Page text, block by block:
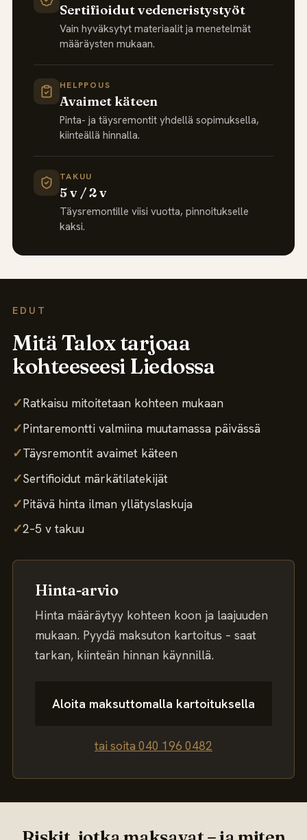
Sertifioidut vedeneristystyöt
Vain hyväksytyt materiaalit ja menetelmät
määräysten mukaan.
HELPPOUS
Avaimet käteen
Pinta- ja täysremontit yhdellä sopimuksella,
kiinteällä hinnalla.
TAKUU
5 v / 2 v
Täysremontille viisi vuotta, pinnoitukselle
kaksi.
EDUT
Mitä Talox tarjoaa
kohteeseesi Liedossa
✓Ratkaisu mitoitetaan kohteen mukaan
✓Pintaremontti valmiina muutamassa päivässä
✓Täysremontit avaimet käteen
✓Sertifioidut märkätilatekijät
✓Pitävä hinta ilman yllätyslaskuja
✓2–5 v takuu
Hinta-arvio
Hinta määräytyy kohteen koon ja laajuuden
mukaan. Pyydä maksuton kartoitus – saat
tarkan, kiinteän hinnan käynnillä.
Aloita maksuttomalla kartoituksella
tai soita 040 196 0482